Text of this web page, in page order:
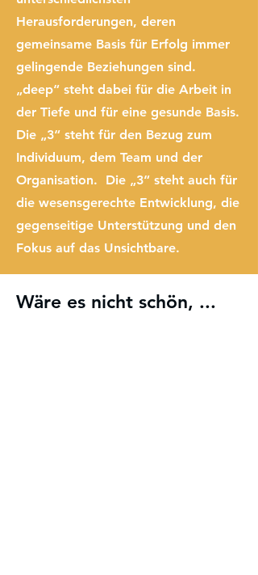
Herausforderungen, deren
gemeinsame Basis für Erfolg immer
gelingende Beziehungen sind.
„deep“ steht dabei für die Arbeit in
der Tiefe und für eine gesunde Basis.
Die „3“ steht für den Bezug zum
Individuum, dem Team und der
Organisation. Die „3“ steht auch für
die wesensgerechte Entwicklung, die
gegenseitige Unterstützung und den
Fokus auf das Unsichtbare.
Wäre es nicht schön, ...